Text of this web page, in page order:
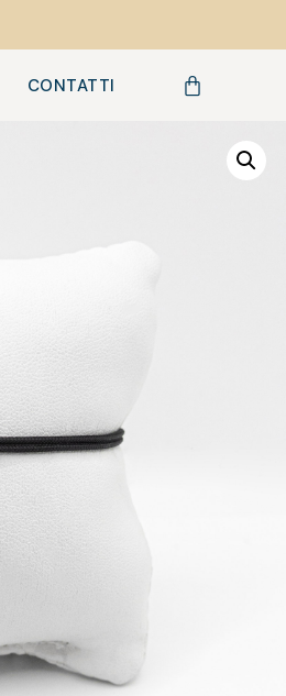
CONTATTI